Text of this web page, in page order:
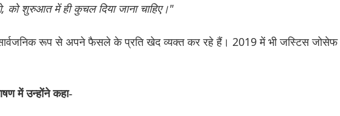
को शुरुआत में ही कुचल दिया जाना चाहिए।"
रूप से अपने फैसले के प्रति खेद व्यक्त कर रहे हैं। 2019 में भी जस्टिस
में उन्होंने कहा-